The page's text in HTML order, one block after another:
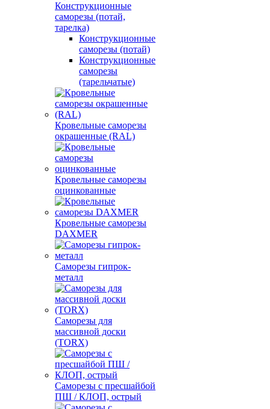
Конструкционные
саморезы (потай,
тарелка)
Конструкционные
саморезы (потай)
Конструкционные
саморезы
(тарельчатые)
Кровельные саморезы
окрашенные (RAL)
Кровельные саморезы
оцинкованные
Кровельные саморезы
DAXMER
Саморезы гипрок-
металл
Саморезы для
массивной доски
(TORX)
Саморезы с пресшайбой
ПШ / КЛОП, острый